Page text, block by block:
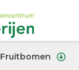
Fruitbomen